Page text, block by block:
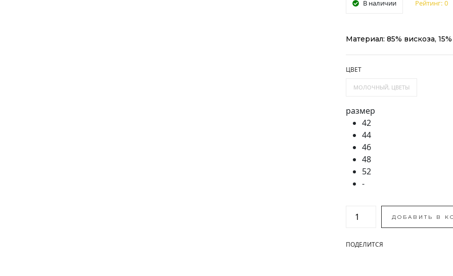
В наличии Рейтинг: 0
Материал: 85% вискоза,
ЦВЕТ
МОЛОЧНЫЙ, ЦВЕТЫ
размер
42
44
46
48
52
-
ДОБАВИТЬ В
ПОДЕЛИТСЯ